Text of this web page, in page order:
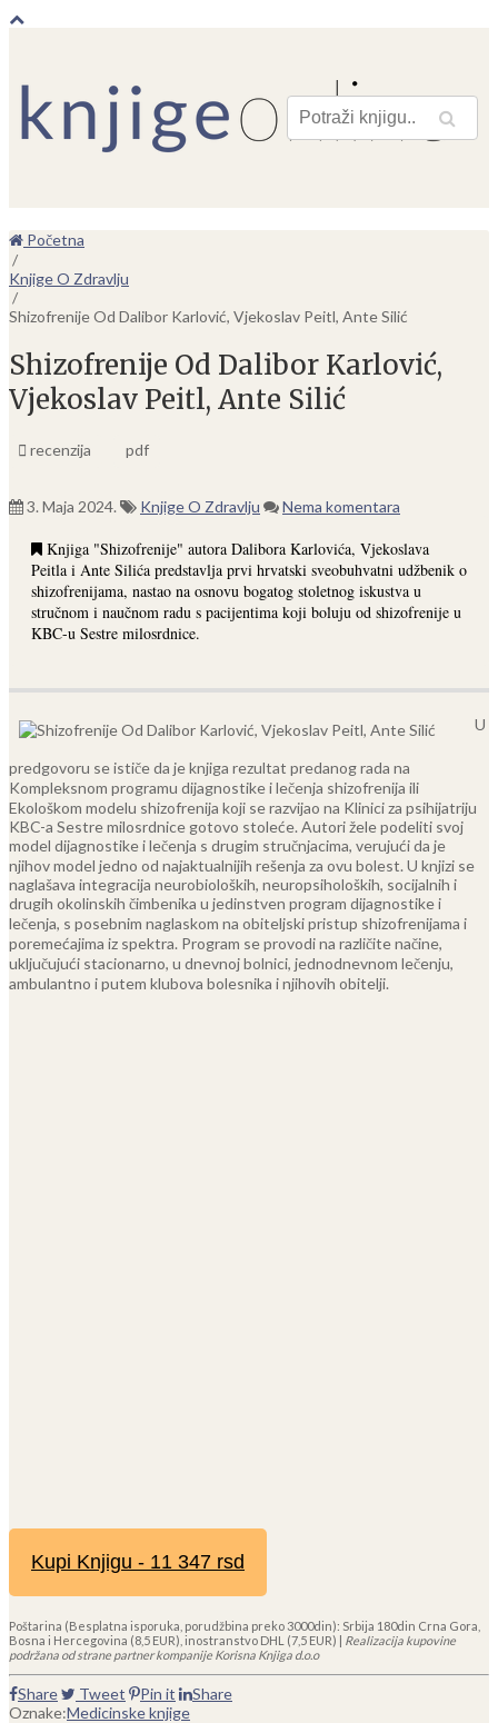
Pretraga
Početna
/
Knjige O Zdravlju
/
Shizofrenije Od Dalibor Karlović, Vjekoslav Peitl, Ante Silić
Shizofrenije Od Dalibor Karlović,
Vjekoslav Peitl, Ante Silić
recenzija pdf
3. Maja 2024. Knjige O Zdravlju Nema komentara
Knjiga "Shizofrenije" autora Dalibora Karlovića, Vjekoslava
Peitla i Ante Silića predstavlja prvi hrvatski sveobuhvatni udžbenik o
shizofrenijama, nastao na osnovu bogatog stoletnog iskustva u
stručnom i naučnom radu s pacijentima koji boluju od shizofrenije u
KBC-u Sestre milosrdnice.
U
predgovoru se ističe da je knjiga rezultat predanog rada na
Kompleksnom programu dijagnostike i lečenja shizofrenija ili
Ekološkom modelu shizofrenija koji se razvijao na Klinici za psihijatriju
KBC-a Sestre milosrdnice gotovo stoleće. Autori žele podeliti svoj
model dijagnostike i lečenja s drugim stručnjacima, verujući da je
njihov model jedno od najaktualnijih rešenja za ovu bolest. U knjizi se
naglašava integracija neurobioloških, neuropsiholoških, socijalnih i
drugih okolinskih čimbenika u jedinstven program dijagnostike i
lečenja, s posebnim naglaskom na obiteljski pristup shizofrenijama i
poremećajima iz spektra. Program se provodi na različite načine,
uključujući stacionarno, u dnevnoj bolnici, jednodnevnom lečenju,
ambulantno i putem klubova bolesnika i njihovih obitelji.
Kupi Knjigu - 11 347 rsd
Poštarina (Besplatna isporuka, porudžbina preko 3000din): Srbija 180din Crna Gora,
Bosna i Hercegovina (8,5 EUR), inostranstvo DHL (7,5 EUR) | Realizacija kupovine
podržana od strane partner kompanije Korisna Knjiga d.o.o
Share Tweet Pin it
Share
Oznake:Medicinske knjige